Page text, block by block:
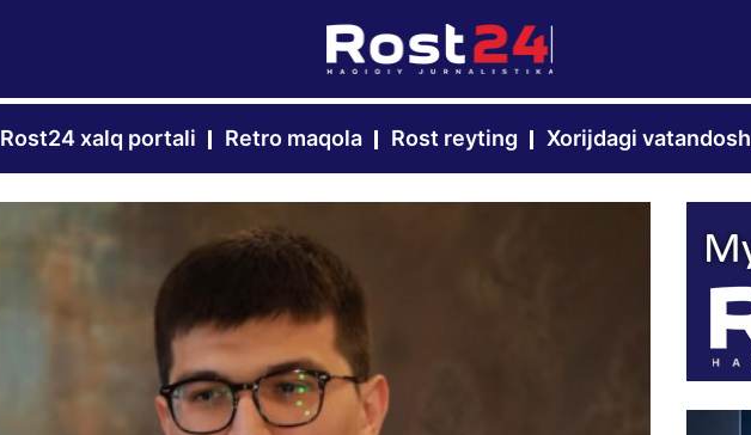
Rost24 xalq portali Retro maqola Rost reyting Xorijdagi vatandosh